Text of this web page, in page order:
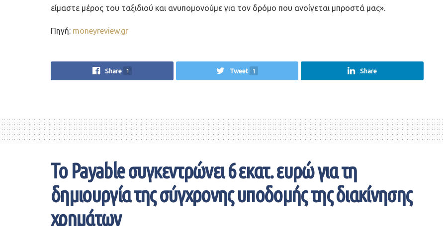
είμαστε μέρος του ταξιδιού και ανυπομονούμε για τον δρόμο που ανοίγεται μπροστά μας».
Πηγή: moneyreview.gr
Share 1 Tweet 1 Share
Το Payable συγκεντρώνει 6 εκατ. ευρώ για τη
δημιουργία της σύγχρονης υποδομής της διακίνησης
χρημάτων